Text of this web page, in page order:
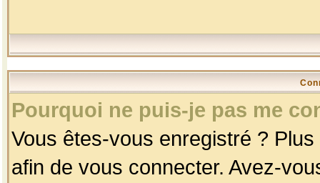
Pourquoi ne puis-je pas me
Vous êtes-vous enregistré ?
afin de vous connecter. Avez-